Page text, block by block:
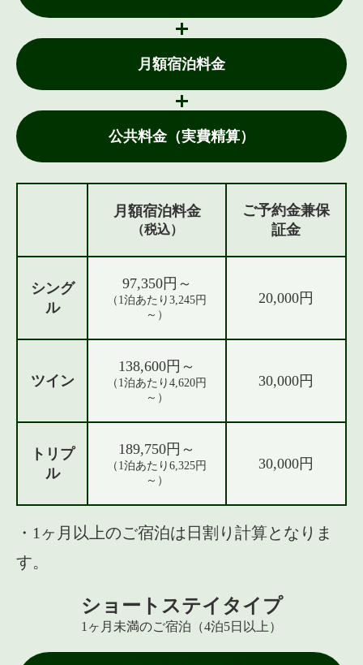
月額宿泊料金
公共料金（実費精算）
月額宿泊料金
（税込）
ご予約金兼保
証金
シング
ル
97,350円～
（1泊あたり3,245円
～）
20,000円
ツイン
138,600円～
（1泊あたり4,620円
～）
30,000円
トリプ
ル
189,750円～
（1泊あたり6,325円
～）
30,000円
・1ヶ月以上のご宿泊は日割り計算となりま
す。
ショートステイタイプ
1ヶ月未満のご宿泊（4泊5日以上）